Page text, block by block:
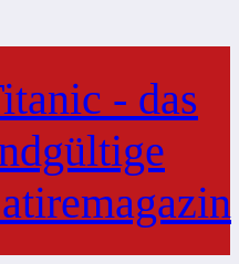
- das